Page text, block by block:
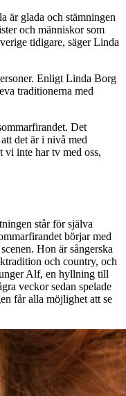
är glada och stämningen
och människor som
tidigare, säger Linda
Enligt Linda Borg
traditionerna med
Det
det är i nivå med
vi inte har tv med oss,
står för själva
börjar med
Hon är sångerska
och country, och
Alf, en hyllning till
veckor sedan spelade
får alla möjlighet att se